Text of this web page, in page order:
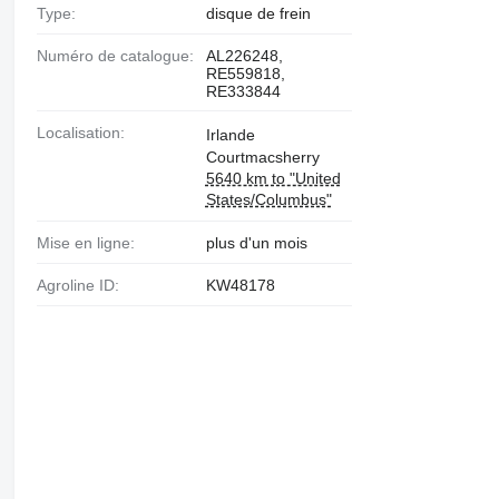
Type: disque de frein
Numéro de catalogue:
AL226248,
RE559818,
RE333844
Localisation:
Irlande
Courtmacsherry
5640 km to "United
States/Columbus"
Mise en ligne: plus d'un mois
Agroline ID: KW48178